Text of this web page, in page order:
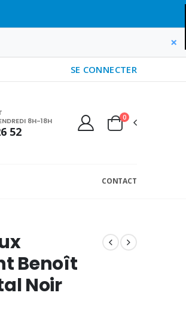
×
SE CONNECTER
8H-18H
52
0
CONTACT
Benoît
Noir